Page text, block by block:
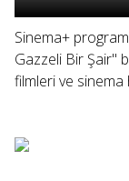
Sinema+
Gazzeli Bir Şair"
filmleri ve sinema